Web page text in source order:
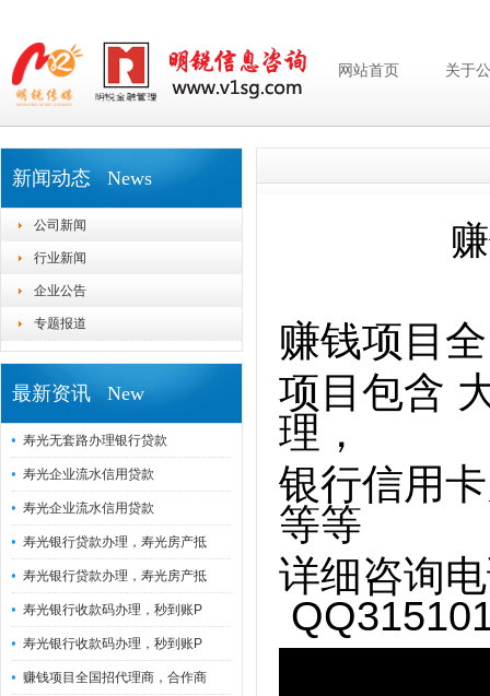
网站首页 关于
新闻动态 News
公司新闻
行业新闻
企业公告
专题报道
最新资讯 New
寿光无套路办理银行贷款
寿光企业流水信用贷款
寿光企业流水信用贷款
寿光银行贷款办理，寿光房产抵
寿光银行贷款办理，寿光房产抵
寿光银行收款码办理，秒到账P
寿光银行收款码办理，秒到账P
赚钱项目全国招代理商，合作商
赚钱项目
项目包含
理，
银行信用
等等
详细咨询